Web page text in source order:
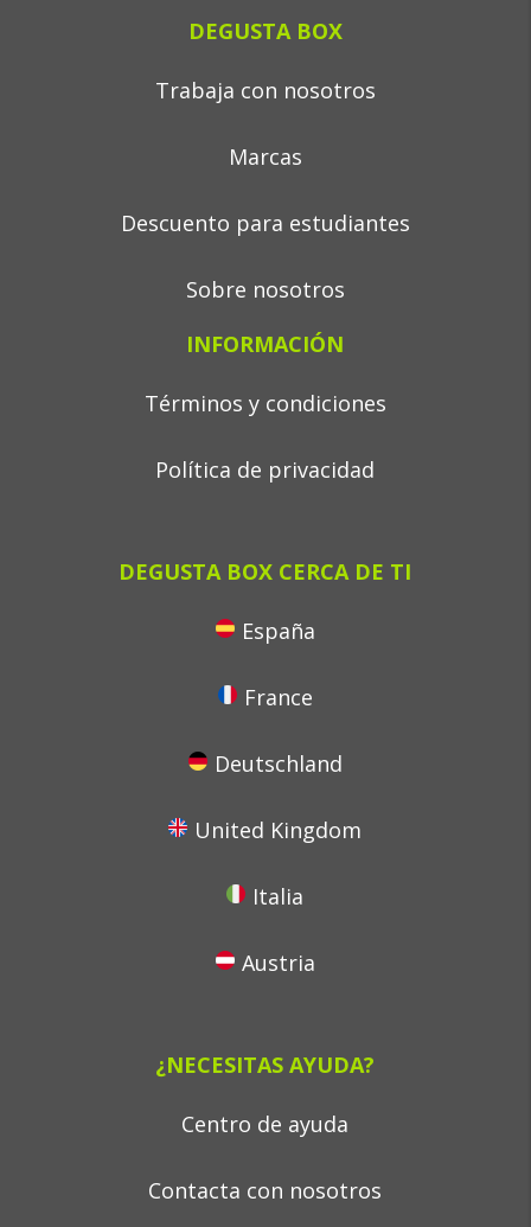
DEGUSTA BOX
Trabaja con nosotros
Marcas
Descuento para estudiantes
Sobre nosotros
INFORMACIÓN
Términos y condiciones
Política de privacidad
DEGUSTA BOX CERCA DE TI
España
France
Deutschland
United Kingdom
Italia
Austria
¿NECESITAS AYUDA?
Centro de ayuda
Contacta con nosotros